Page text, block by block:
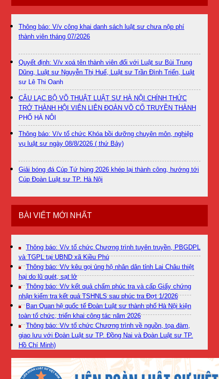
Thông báo: V/v công khai danh sách luật sư chưa nộp phí
thành viên tháng 07/2026
Quyết định: V/v xoá tên thành viên đối với Luật sư Bùi Trung
Dũng, Luật sư Nguyễn Thị Huế, Luật sư Trần Đình Triển, Luật
sư Lê Thị Oanh
CÂU LẠC BỘ VÕ THUẬT LUẬT SƯ HÀ NỘI CHÍNH THỨC
TRỞ THÀNH HỘI VIÊN LIÊN ĐOÀN VÕ CỔ TRUYỀN THÀNH
PHỐ HÀ NỘI
Thông báo: V/v tổ chức Khóa bồi dưỡng chuyên môn, nghiệp
vụ luật sư ngày 08/8/2026 ( thứ Bảy)
Giải bóng đá Cúp Tứ hùng 2026 khép lại thành công, hướng tới
Cúp Đoàn Luật sư TP. Hà Nội
BÀI VIẾT MỚI NHẤT
Thông báo: V/v tổ chức Chương trình tuyên truyền, PBGDPL
và TGPL tại UBND xã Kiều Phú
Thông báo: V/v kêu gọi ủng hộ nhân dân tỉnh Lai Châu thiệt
hại do lũ quét, sạt lở
Thông báo: V/v kết quả chấm phúc tra và cấp Giấy chứng
nhận kiểm tra kết quả TSHNLS sau phúc tra Đợt 1/2026
Ban Quan hệ quốc tế Đoàn Luật sư thành phố Hà Nội kiện
toàn tổ chức, triển khai công tác năm 2026
Thông báo: V/v tổ chức Chương trình về nguồn, tọa đàm,
giao lưu với Đoàn Luật sư TP. Đồng Nai và Đoàn Luật sư TP.
Hồ Chí Minh)